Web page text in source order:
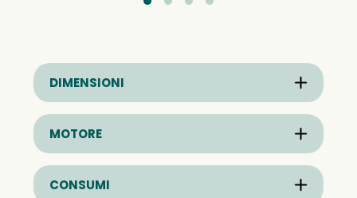
DIMENSIONI
MOTORE
CONSUMI